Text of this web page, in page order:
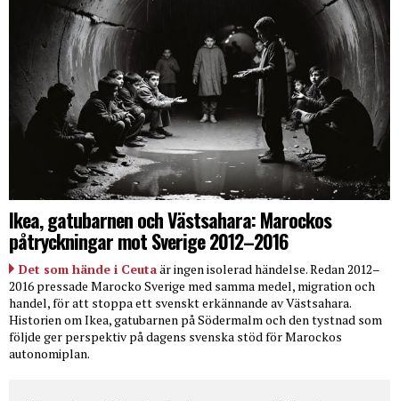
Ikea, gatubarnen och Västsahara: Marockos
påtryckningar mot Sverige 2012–2016
Det som hände i Ceutaär ingen isolerad händelse. Redan 2012–
2016 pressade Marocko Sverige med samma medel, migration och
handel, för att stoppa ett svenskt erkännande av Västsahara.
Historien om Ikea, gatubarnen på Södermalm och den tystnad som
följde ger perspektiv på dagens svenska stöd för Marockos
autonomiplan.